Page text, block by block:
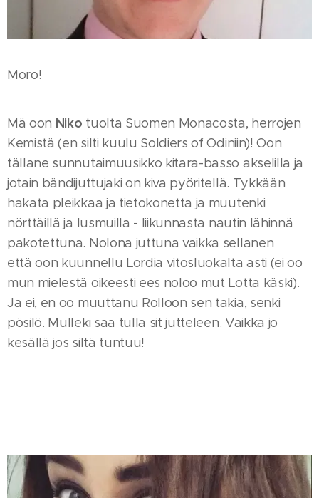
Moro!
Mä oon Niko tuolta Suomen Monacosta, herrojen
Kemistä (en silti kuulu Soldiers of Odiniin)! Oon
tällane sunnutaimuusikko kitara-basso akselilla ja
jotain bändijuttujaki on kiva pyöritellä. Tykkään
hakata pleikkaa ja tietokonetta ja muutenki
nörttäillä ja lusmuilla - liikunnasta nautin lähinnä
pakotettuna. Nolona juttuna vaikka sellanen
että oon kuunnellu Lordia vitosluokalta asti (ei oo
mun mielestä oikeesti ees noloo mut Lotta käski).
Ja ei, en oo muuttanu Rolloon sen takia, senki
pösilö. Mulleki saa tulla sit jutteleen. Vaikka jo
kesällä jos siltä tuntuu!